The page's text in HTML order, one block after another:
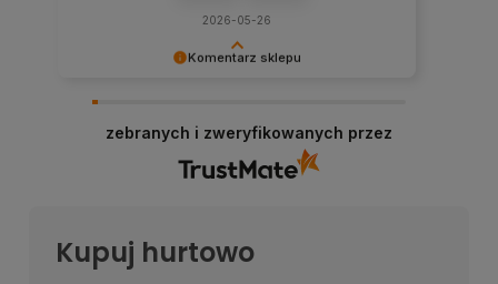
Komentarz sklepu
2026-05-26
zebranych i zweryfikowanych przez
Kupuj hurtowo